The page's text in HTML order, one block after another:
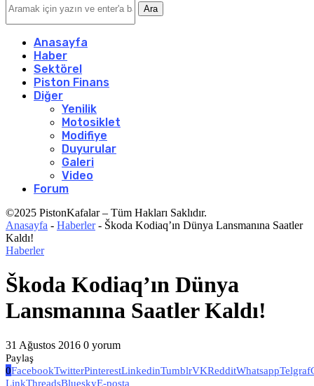
Ara
Anasayfa
Haber
Sektörel
Piston Finans
Diğer
Yenilik
Motosiklet
Modifiye
Duyurular
Galeri
Video
Forum
©2025 PistonKafalar – Tüm Hakları Saklıdır.
Anasayfa - Haberler- Škoda Kodiaq’ın Dünya Lansmanına Saatler
Kaldı!
Haberler
Škoda Kodiaq’ın Dünya
Lansmanına Saatler Kaldı!
31 Ağustos 2016 0 yorum
Paylaş
0FacebookTwitterPinterestLinkedinTumblrVKRedditWhatsappTelgraf
LinkThreadsBlueskyE-posta